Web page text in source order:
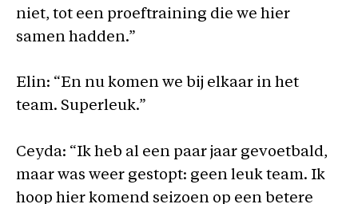
niet, tot een proeftraining die we hier
samen hadden.”
Elin: “En nu komen we bij elkaar in het
team. Superleuk.”
Ceyda: “Ik heb al een paar jaar gevoetbald,
maar was weer gestopt: geen leuk team. Ik
hoop hier komend seizoen op een betere